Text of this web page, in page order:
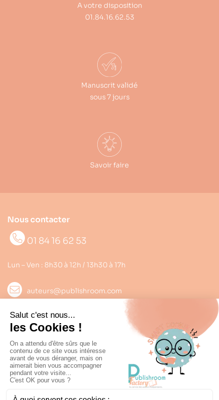
A votre disposition
01.84.16.62.53
Manuscrit validé
sous 7 jours
Savoir faire
Nous contacter
01 84 16 62 53
Lun – Ven : 8h30 à 12h / 13h30 à 17h
auteurs@publishroom.com
Informations 
Suivez nous
Copyright © 2022 Publishroom